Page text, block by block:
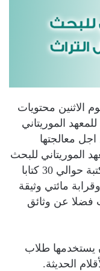
الاثنين محتويات
الموريتاني
معالجتها
الموريتاني للبحث
والتكوين في مجال التراث وتضم المكتبة حوالي 30 كتابا
مائتي وثيقة
فضلا عن وثائق
يستخدمها طلاب
الحديثة.